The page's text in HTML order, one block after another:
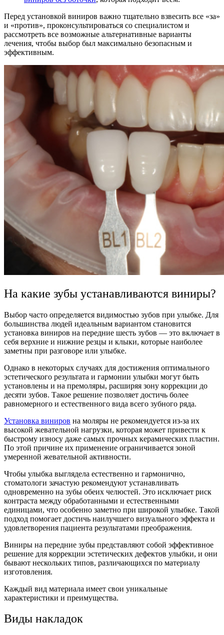
Перед установкой виниров важно тщательно взвесить все «за»
и «против», проконсультироваться со специалистом и
рассмотреть все возможные альтернативные варианты
лечения, чтобы выбор был максимально безопасным и
эффективным.
На какие зубы устанавливаются виниры?
Выбор часто определяется видимостью зубов при улыбке. Для
большинства людей идеальным вариантом становится
установка виниров на передние шесть зубов — это включает в
себя верхние и нижние резцы и клыки, которые наиболее
заметны при разговоре или улыбке.
Однако в некоторых случаях для достижения оптимального
эстетического результата и гармонии улыбки могут быть
установлены и на премоляры, расширяя зону коррекции до
десяти зубов. Такое решение позволяет достичь более
равномерного и естественного вида всего зубного ряда.
Установка виниров на моляры не рекомендуется из-за их
высокой жевательной нагрузки, которая может привести к
быстрому износу даже самых прочных керамических пластин.
По этой причине их применение ограничивается зоной
умеренной жевательной активности.
Чтобы улыбка выглядела естественно и гармонично,
стоматологи зачастую рекомендуют устанавливать
одновременно на зубы обеих челюстей. Это исключает риск
контраста между обработанными и естественными
единицами, что особенно заметно при широкой улыбке. Такой
подход помогает достичь наилучшего визуального эффекта и
удовлетворения пациента результатами преображения.
Виниры на передние зубы представляют собой эффективное
решение для коррекции эстетических дефектов улыбки, и они
бывают нескольких типов, различающихся по материалу
изготовления.
Каждый вид материала имеет свои уникальные
характеристики и преимущества.
Виды накладок